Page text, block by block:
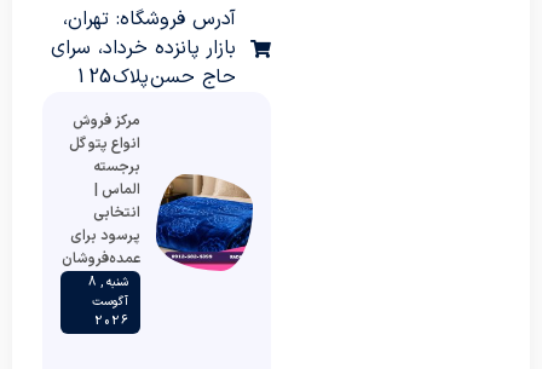
آدرس فروشگاه: تهران،
بازار پانزده خرداد، سرای
حاج حسن پلاک 125
مرکز فروش
انواع پتو گل
برجسته
الماس |
انتخابی
پرسود برای
عمده‌فروشان
شنبه , 8
آگوست
2026